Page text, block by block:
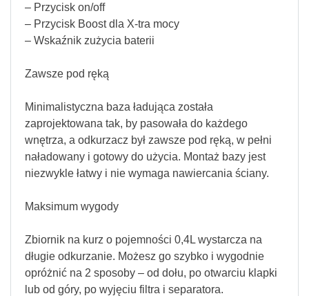
– Przycisk on/off
– Przycisk Boost dla X-tra mocy
– Wskaźnik zużycia baterii
Zawsze pod ręką
Minimalistyczna baza ładująca została
zaprojektowana tak, by pasowała do każdego
wnętrza, a odkurzacz był zawsze pod ręką, w pełni
naładowany i gotowy do użycia. Montaż bazy jest
niezwykle łatwy i nie wymaga nawiercania ściany.
Maksimum wygody
Zbiornik na kurz o pojemności 0,4L wystarcza na
długie odkurzanie. Możesz go szybko i wygodnie
opróżnić na 2 sposoby – od dołu, po otwarciu klapki
lub od góry, po wyjęciu filtra i separatora.